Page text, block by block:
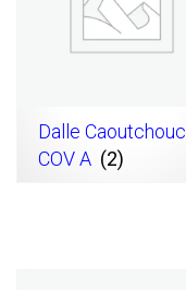
Dalle Caoutchouc
COV A (2)